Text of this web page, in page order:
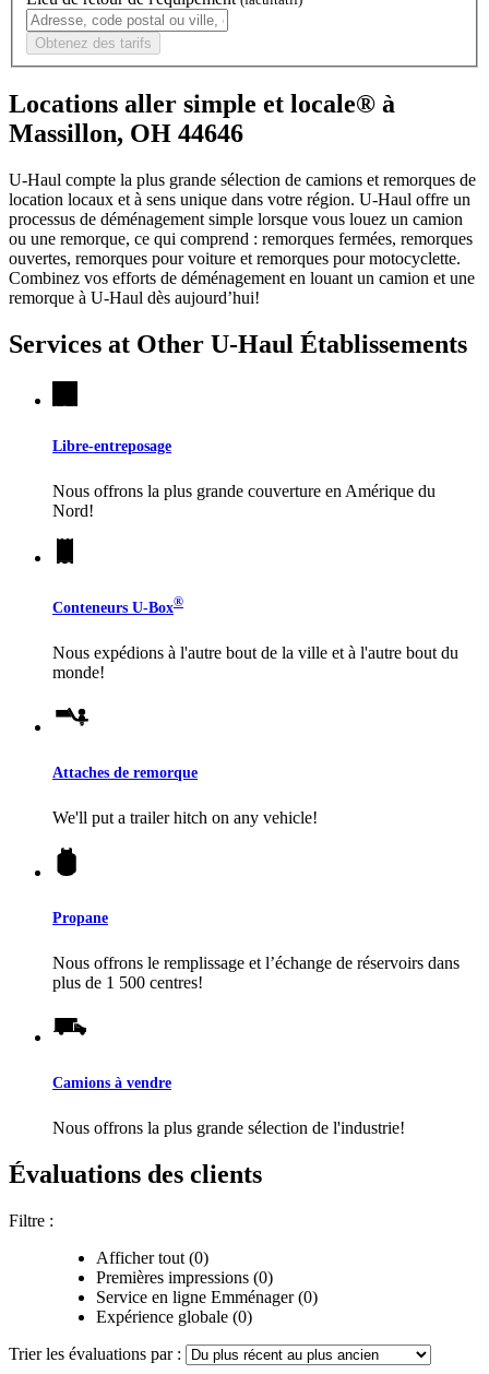
Obtenez des tarifs
Locations aller simple et locale® à
Massillon, OH 44646
U-Haul compte la plus grande sélection de camions et remorques de
location locaux et à sens unique dans votre région. U-Haul offre un
processus de déménagement simple lorsque vous louez un camion
ou une remorque, ce qui comprend : remorques fermées, remorques
ouvertes, remorques pour voiture et remorques pour motocyclette.
Combinez vos efforts de déménagement en louant un camion et une
remorque à U-Haul dès aujourd’hui!
Services at Other U-Haul Établissements
Libre-entreposage
Nous offrons la plus grande couverture en Amérique du
Nord!
Conteneurs U-Box®
Nous expédions à l'autre bout de la ville et à l'autre bout du
monde!
Attaches de remorque
We'll put a trailer hitch on any vehicle!
Propane
Nous offrons le remplissage et l’échange de réservoirs dans
plus de 1 500 centres!
Camions à vendre
Nous offrons la plus grande sélection de l'industrie!
Évaluations des clients
Filtre :
Afficher tout (0)
Premières impressions (0)
Service en ligne Emménager (0)
Expérience globale (0)
Trier les évaluations par :